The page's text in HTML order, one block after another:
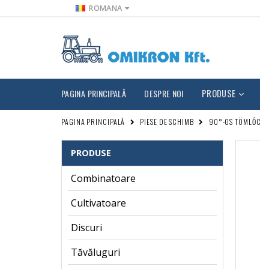
ROMANA
PAGINA PRINCIPALĂ DESPRE NOI PRODUSE
PAGINA PRINCIPALĂ PIESE DE SCHIMB 90°-OS
PRODUSE
Combinatoare
Cultivatoare
Discuri
Tăvăluguri